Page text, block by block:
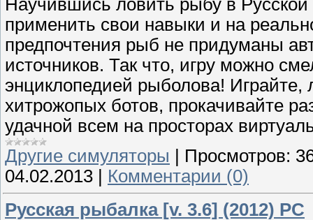
Научившись ловить рыбу в
применить свои навыки и на
предпочтения рыб не придуманы
источников. Так что, игру можно
энциклопедией рыболова!
хитрожопых ботов, прокачивайте
удачной всем на просторах
Другие симуляторы
Просмотров:
04.02.2013
Комментарии (0)
Русская рыбалка [v. 3.6] (2012) PC